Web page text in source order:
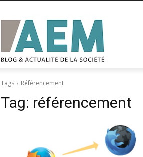
Tags Référencement
Tag: référencement